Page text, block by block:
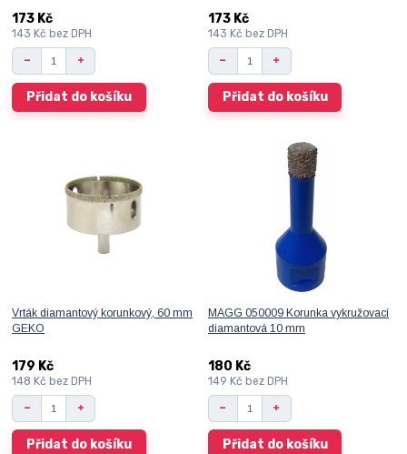
173 Kč
143 Kčbez DPH
Přidat do košíku
173 Kč
143 Kč bez DPH
Přidat do košíku
Vrták diamantový korunkový, 60 mm
GEKO
179 Kč
148 Kčbez DPH
Přidat do košíku
MAGG 050009 Korunka vykružovací
diamantová 10 mm
180 Kč
149 Kč bez DPH
Přidat do košíku